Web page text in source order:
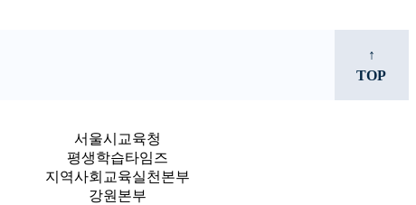
↑
TOP
서울시교육청
평생학습타임즈
지역사회교육실천본부
강원본부